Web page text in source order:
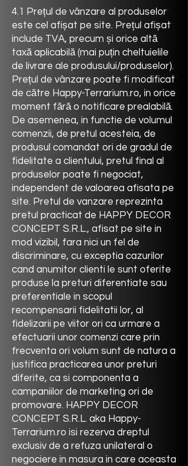
4.1 Prețul de vânzare al produselor
este cel afișat pe site. Prețul afișat
include TVA, precum și orice altă
taxă aplicabilă (mai puțin cheltuielile
de livrare ale produsului/produselor).
Prețul de vânzare poate fi modificat
de către Happy-Terrarium.ro, in orice
moment fără o notificare prealabilă.
De asemenea, in functie de volumul
comenzii, de pretul acesteia, de
produsul comandat ori de gradul de
fidelitate a clientului, pretul final al
produselor poate fi negociat,
independent de valoarea afisata pe
site. Pretul de vanzare reprezinta
pretul practicat de HAPPY DECOR
CONCEPT S.R.L., afisat pe site in
mod vizibil, fara nici un fel de
discriminare, cu exceptia cazurilor
cand anumitor clienti le sunt oferite
produse la preturi diferentiate sau
preferentiale in scopul
recompensarii fidelitatii lor, al
fidelizarii pe viitor ori ca urmare a
efectuarii unor comenzi care prin
frecventa ori volum sunt de natura a
justifica practicarea unor preturi
diferite, ca si componenta a
campaniilor de marketing ori de
promovare. HAPPY DECOR
CONCEPT S.R.L. aka Happy-
Terrarium.ro isi rezerva dreptul
exclusiv de a refuza unilateral o
negociere in masura in care aceasta